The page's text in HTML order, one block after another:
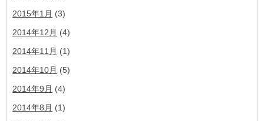
2015年1月 (3)
2014年12月 (4)
2014年11月 (1)
2014年10月 (5)
2014年9月 (4)
2014年8月 (1)